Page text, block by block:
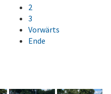
2
3
Vorwärts
Ende